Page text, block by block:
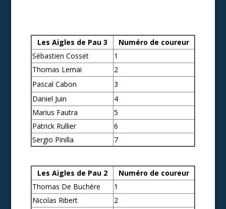
Les Aigles de Pau 3
Numéro de coureur
Sébastien Cosset
1
Thomas Lemai
2
Pascal Cabon
3
Daniel Juin
4
Marius Fautra
5
Patrick Rullier
6
Sergio Pinilla
7
Les Aigles de Pau 2
Numéro de coureur
Thomas De Buchère
1
Nicolas Ribert
2